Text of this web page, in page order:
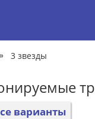
» 3 звезды
варианты